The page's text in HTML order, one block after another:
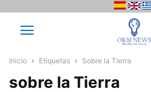
Inicio Etiquetas Sobre la Tierra
sobre la Tierra